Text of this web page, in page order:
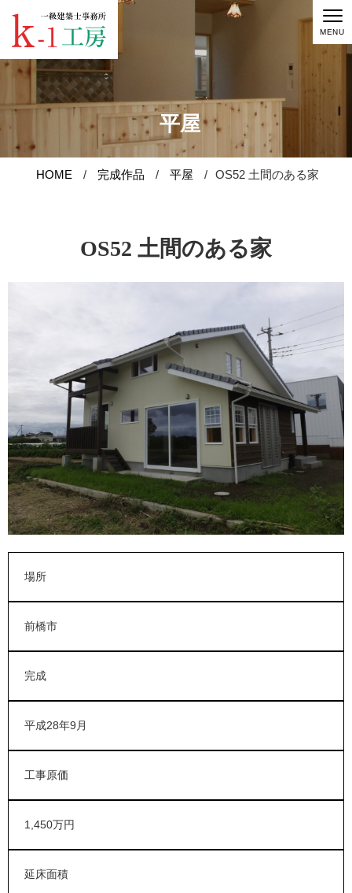
MENU
会社紹介
平屋
HOME 完成作品 平屋 OS52 土間のある家
OS52 土間のある家
場所
前橋市
完成
平成28年9月
工事原価
1,450万円
延床面積